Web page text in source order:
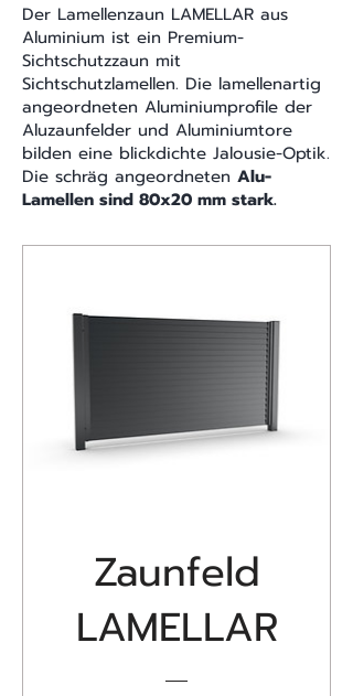
Der Lamellenzaun LAMELLAR aus
Aluminium ist ein Premium-
Sichtschutzzaun mit
Sichtschutzlamellen. Die lamellenartig
angeordneten Aluminiumprofile der
Aluzaunfelder und Aluminiumtore
bilden eine blickdichte Jalousie-Optik.
Die schräg angeordneten Alu-
Lamellen sind 80x20 mm stark.
Zaunfeld
LAMELLAR